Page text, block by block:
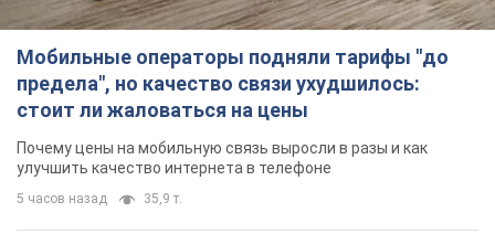
Мобильные операторы подняли тарифы "до
предела", но качество связи ухудшилось:
стоит ли жаловаться на цены
Почему цены на мобильную связь выросли в разы и как
улучшить качество интернета в телефоне
5 часов назад 35,9 т.